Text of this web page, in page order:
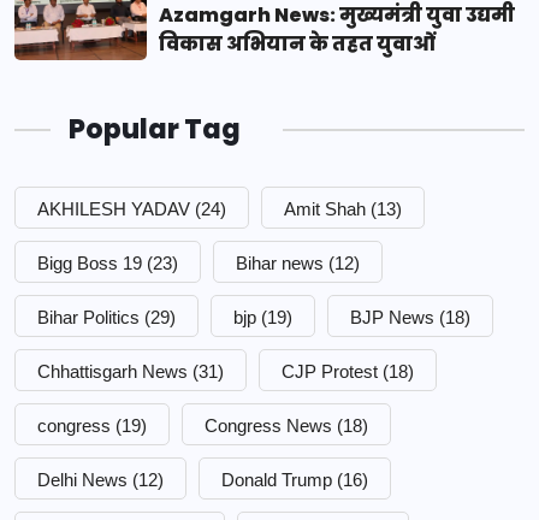
Azamgarh News: मुख्यमंत्री युवा उद्यमी
विकास अभियान के तहत युवाओं
Popular Tag
AKHILESH YADAV (24) Amit Shah (13)
Bigg Boss 19 (23) Bihar news (12)
Bihar Politics (29) bjp (19) BJP News (18)
Chhattisgarh News (31) CJP Protest (18)
congress (19) Congress News (18)
Delhi News (12) Donald Trump (16)